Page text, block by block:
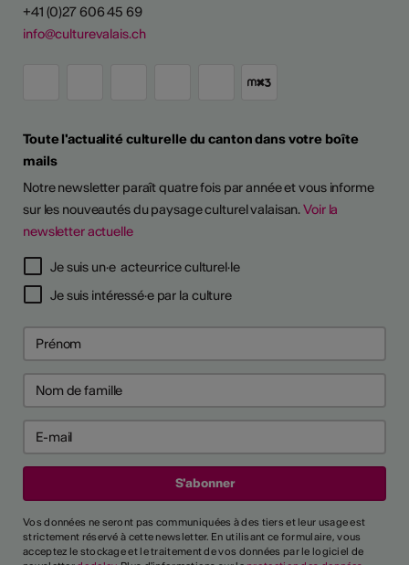
+41 (0)27 606 45 69
info@culturevalais.ch
Toute l'actualité culturelle du canton dans votre boîte
mails
Notre newsletter paraît quatre fois par année et vous informe
sur les nouveautés du paysage culturel valaisan.Voir la
newsletter actuelle
Je suis un·e acteur·rice culturel·le
Je suis intéressé·e par la culture
Vos données ne seront pas communiquées à des tiers et leur usage est
strictement réservé à cette newsletter. En utilisant ce formulaire, vous
acceptez le stockage et le traitement de vos données par le logiciel de